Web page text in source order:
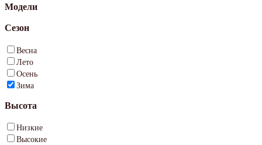
Модели
Сезон
Весна
Лето
Осень
Зима
Высота
Низкие
Высокие